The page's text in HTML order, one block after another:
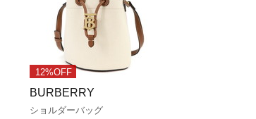
12%OFF
BURBERRY
ショルダーバッグ